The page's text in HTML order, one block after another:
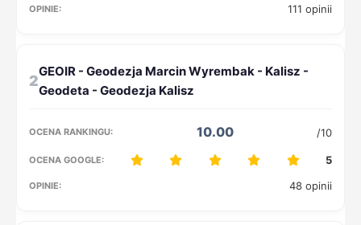
111 opinii
2
10.00 /10
5
48 opinii